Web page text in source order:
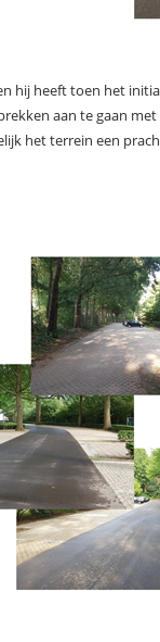
hij heeft toen het
aan te gaan
het terrein een